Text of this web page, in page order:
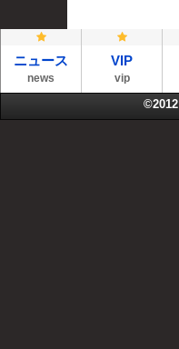
ニュース
news
VIP
vip
©2012